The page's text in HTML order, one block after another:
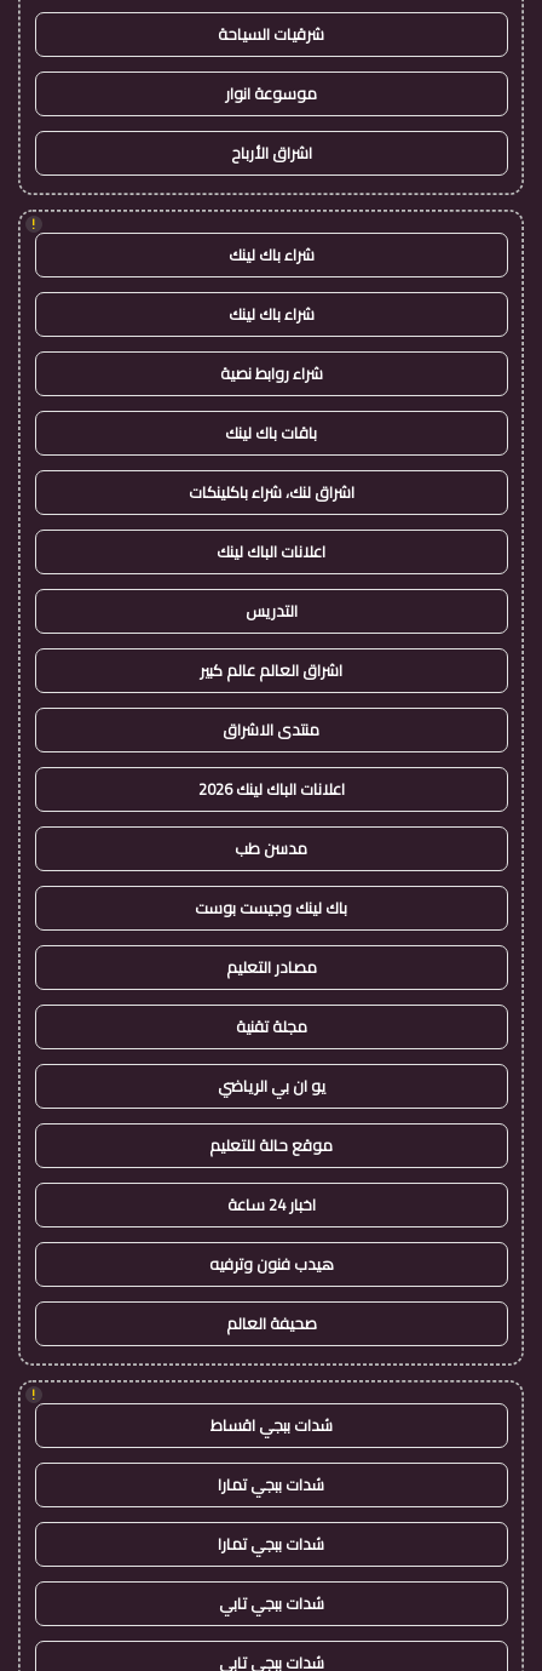
شرقيات السياحة
موسوعة انوار
اشراق الأرباح
!
شراء باك لينك
شراء باك لينك
شراء روابط نصية
باقات باك لينك
اشراق لنك، شراء باكلينكات
اعلانات الباك لينك
التدريس
اشراق العالم عالم كبير
منتدى الاشراق
اعلانات الباك لينك 2026
مدسن طب
باك لينك وجيست بوست
مصادر التعليم
مجلة تقنية
يو ان بي الرياضي
موقع حالة للتعليم
اخبار 24 ساعة
هيدب فنون وترفيه
صحيفة العالم
!
شدات ببجي اقساط
شدات ببجي تمارا
شدات ببجي تمارا
شدات ببجي تابي
شدات ببجي تابي